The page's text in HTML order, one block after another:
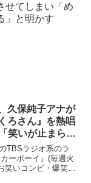
せてしまい「め
」と明かす
久保純子アナが
ろさん』を熱唱
笑いが止まらな
止まった」と明
TBSラジオ系のラ
ーボーイ』(毎週火
笑いコンビ・爆笑問